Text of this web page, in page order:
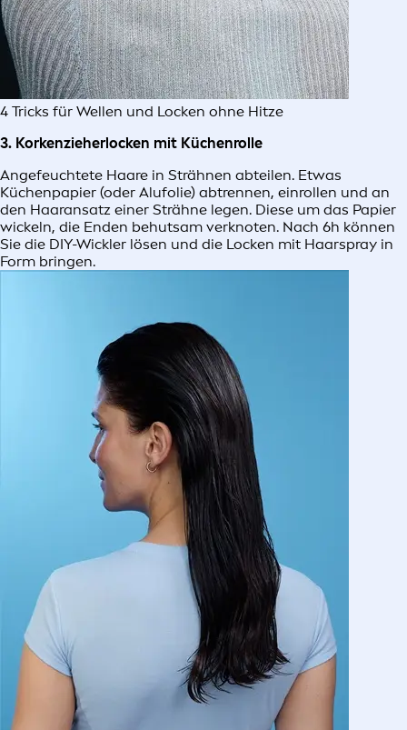
4 Tricks für Wellen und Locken ohne Hitze
3. Korkenzieherlocken mit Küchenrolle
Angefeuchtete Haare in Strähnen abteilen. Etwas
Küchenpapier (oder Alufolie) abtrennen, einrollen und an
den Haaransatz einer Strähne legen. Diese um das Papier
wickeln, die Enden behutsam verknoten. Nach 6h können
Sie die DIY-Wickler lösen und die Locken mit Haarspray in
Form bringen.